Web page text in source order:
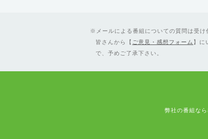
メールによる番組についての質問は受
皆さんから【 ご意見・感想フォーム 】に
で、予めご了承下さい。
弊社の番組な